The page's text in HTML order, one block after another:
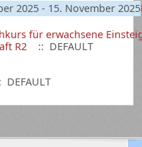
2025 - 15. November 2025
für erwachsene
R2
:: DEFAULT
DEFAULT